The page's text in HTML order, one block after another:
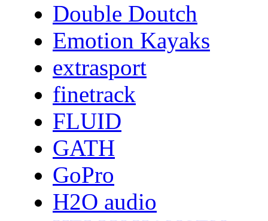
Double Doutch
Emotion Kayaks
extrasport
finetrack
FLUID
GATH
GoPro
H2O audio